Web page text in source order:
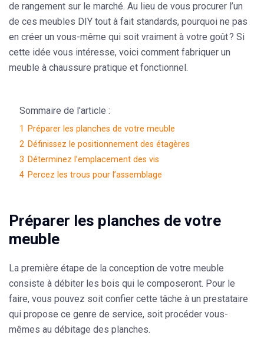
de rangement sur le marché. Au lieu de vous procurer l’un
de ces meubles DIY tout à fait standards, pourquoi ne pas
en créer un vous-même qui soit vraiment à votre goût ? Si
cette idée vous intéresse, voici comment fabriquer un
meuble à chaussure pratique et fonctionnel .
Sommaire de l'article :
1
Préparer les planches de votre meuble
2 Définissez le positionnement des étagères
3 Déterminez l’emplacement des vis
4 Percez les trous pour l’assemblage
Préparer les planches de votre
meuble
La première étape de la conception de votre meuble
consiste à débiter les bois qui le composeront. Pour le
faire, vous pouvez soit confier cette tâche à un prestataire
qui propose ce genre de service, soit procéder vous-
mêmes au débitage des planches.